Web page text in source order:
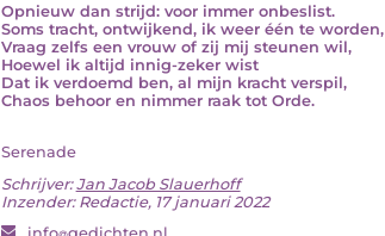
Opnieuw dan strijd: voor immer onbeslist.
Soms tracht, ontwijkend, ik weer één te worden,
Vraag zelfs een vrouw of zij mij steunen wil,
Hoewel ik altijd innig-zeker wist
Dat ik verdoemd ben, al mijn kracht verspil,
Chaos behoor en nimmer raak tot Orde.
Serenade
Schrijver:Jan Jacob Slauerhoff
Inzender: Redactie, 17 januari 2022